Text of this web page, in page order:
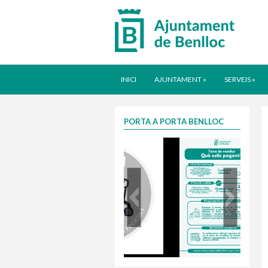
INICI AJUNTAMENT » SERVEIS »
PORTA A PORTA BENLLOC